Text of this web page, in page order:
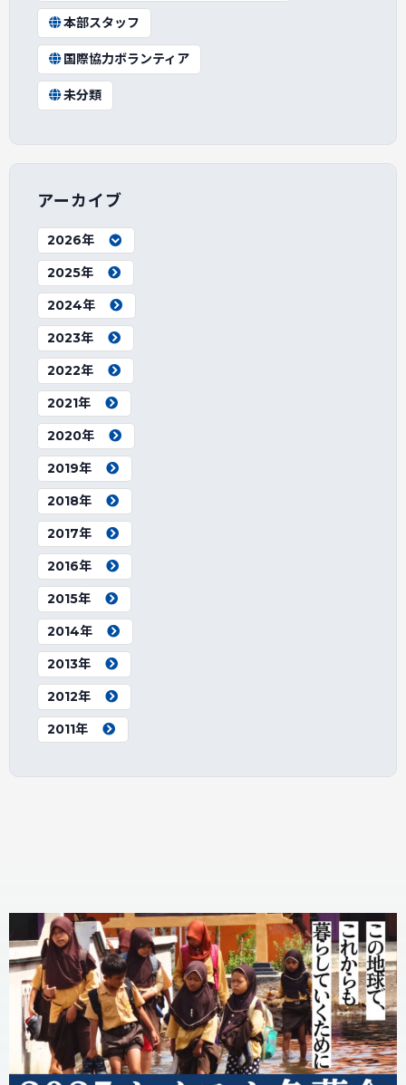
本部スタッフ
国際協力ボランティア
未分類
アーカイブ
2026年
2025年
2024年
2023年
2022年
2021年
2020年
2019年
2018年
2017年
2016年
2015年
2014年
2013年
2012年
2011年